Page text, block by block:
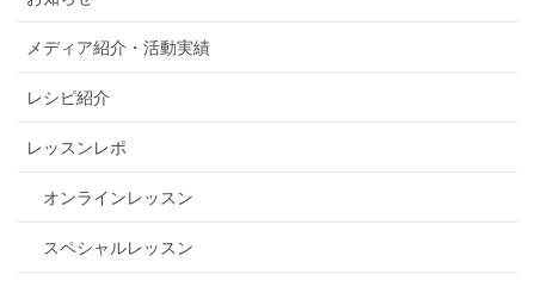
メディア紹介・活動実績
レシピ紹介
レッスンレポ
オンラインレッスン
スペシャルレッスン